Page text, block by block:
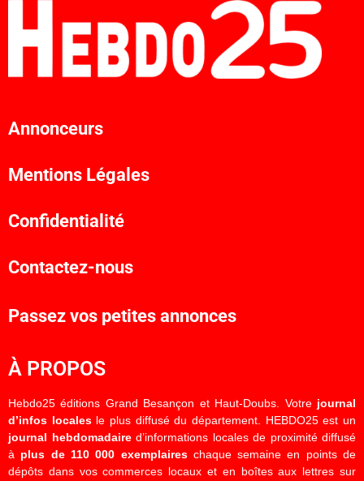
Annonceurs
Mentions Légales
Confidentialité
Contactez-nous
Passez vos petites annonces
À PROPOS
Hebdo25 éditions Grand Besançon et Haut-Doubs. Votre journal
d’infos localesle plus diffusé du département. HEBDO25 est un
journal hebdomadaired’informations locales de proximité diffusé
à plus de 110 000 exemplaireschaque semaine en points de
dépôts dans vos commerces locaux et en boîtes aux lettres sur